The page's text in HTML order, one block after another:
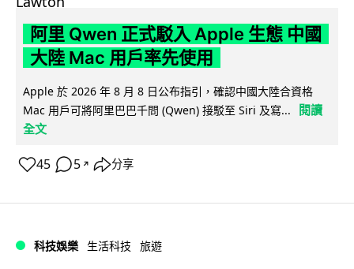
阿里 Qwen 正式駁入 Apple 生態 中國
大陸 Mac 用戶率先使用
Apple 於 2026 年 8 月 8 日公布指引，確認中國大陸合資格
Mac 用戶可將阿里巴巴千問 (Qwen) 接駁至 Siri 及寫...
閱讀
全文
45 5 ↗ 分享
科技娛樂 生活科技 旅遊